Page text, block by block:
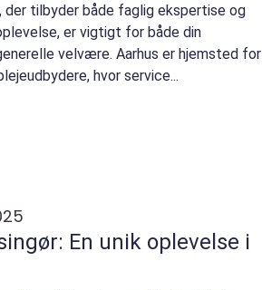
tilbyder både faglig ekspertise og
er vigtigt for både din
velvære. Aarhus er hjemsted for
hvor service...
En unik oplevelse i